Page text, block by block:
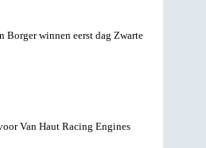
Borger winnen eerst dag Zwarte
Van Haut Racing Engines